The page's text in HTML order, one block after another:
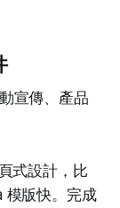
宣傳、產品
式設計，比
模版快。完成